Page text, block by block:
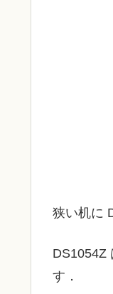
狭い机に
DS1054Z
す．